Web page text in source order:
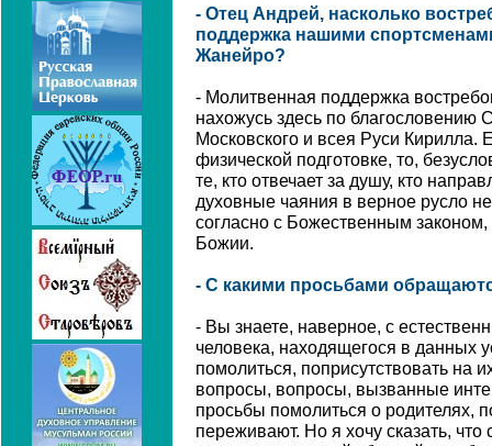
- Отец Андрей, насколько
поддержка нашими
Жанейро?
- Молитвенная поддержка
нахожусь здесь по благословению
Московского и всея Руси Кирилла.
физической подготовке, то,
те, кто отвечает за душу, кто
духовные чаяния в верное русло
согласно с Божественным
Божии.
- С какими просьбами
- Вы знаете, наверное, с
человека, находящегося в данных
помолиться, поприсутствовать на
вопросы, вопросы, вызванные
просьбы помолиться о родителях,
переживают. Но я хочу сказать,